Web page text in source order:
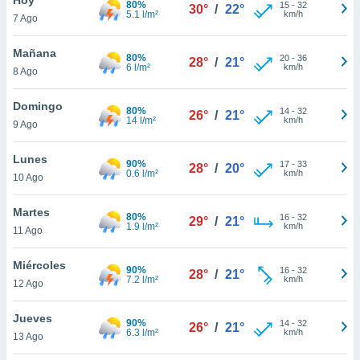
en
más
nuestra
de
cookies
aceptar
7 Ago
80%
5.1 l/m²
30° / 22° 15- 32
km/h
Mañana
8 Ago
80%
6 l/m²
28° / 21° 20- 36
km/h
Domingo
9 Ago
80%
14 l/m²
26° / 21° 14- 32
km/h
Lunes
10 Ago
90%
0.6 l/m²
28° / 20° 17- 33
km/h
Martes
11 Ago
80%
1.9 l/m²
29° / 21° 16- 32
km/h
Miércoles
12 Ago
90%
7.2 l/m²
28° / 21° 16- 32
km/h
Jueves
13 Ago
90%
6.3 l/m²
26° / 21° 14- 32
km/h